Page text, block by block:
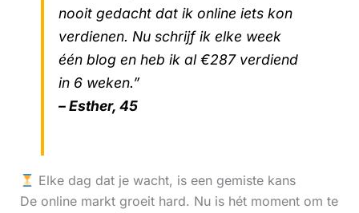
nooit gedacht dat ik online iets kon
verdienen. Nu schrijf ik elke week
één blog en heb ik al €287 verdiend
in 6 weken.”
– Esther, 45
Elke dag dat je wacht, is een gemiste kans
De online markt groeit hard. Nu is hét moment om te